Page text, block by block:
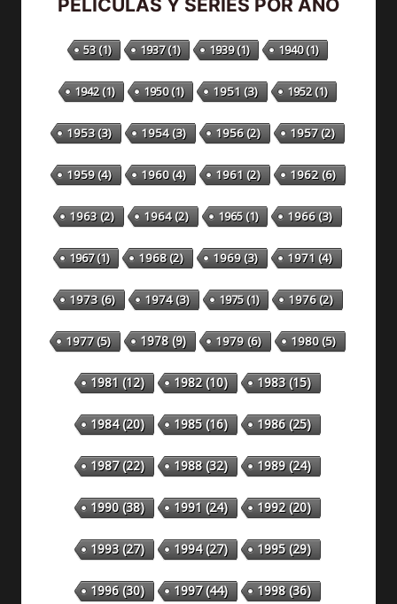
PELÍCULAS Y SERIES POR AÑO
53(1) 1937(1) 1939(1) 1940(1)
1942(1) 1950(1) 1951 (3) 1952(1)
1953(3) 1954(3) 1956(2) 1957(2)
1959(4) 1960(4) 1961 (2) 1962(6)
1963(2) 1964(2) 1965(1) 1966(3)
1967(1) 1968(2) 1969(3) 1971 (4)
1973(6) 1974(3) 1975(1) 1976(2)
1977(5) 1978(9) 1979(6) 1980(5)
1981 (12) 1982(10) 1983(15)
1984(20) 1985(16) 1986(25)
1987(22) 1988(32) 1989(24)
1990(38) 1991 (24) 1992(20)
1993(27) 1994(27) 1995(29)
1996(30) 1997(44) 1998(36)